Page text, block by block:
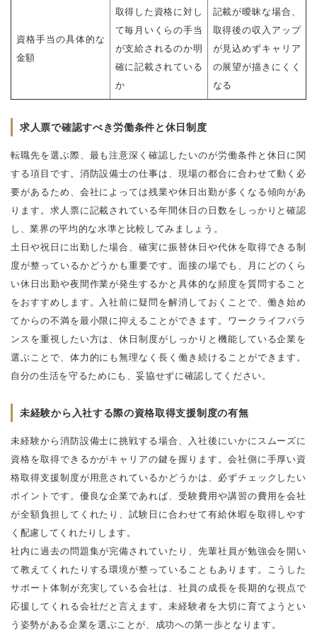
資格手当の具体的な
金額
取得した資格に対し
て毎月いくらの手当
が支給されるのか明
確に記載されている
か
記載が曖昧な場合、
取得後の収入アップ
が見込めずキャリア
の展望が描きにくく
なる
求人票で確認すべき労働条件と休日制度
転職先を選ぶ際、最も注意深く確認したいのが労働条件と休日に関
する項目です。消防設備士の仕事は、現場の都合に合わせて動く必
要があるため、会社によっては残業や休日出勤が多くなる傾向があ
ります。求人票に記載されている年間休日の日数をしっかりと確認
し、業界の平均的な水準と比較してみましょう。
土日や祝日に出勤した場合、確実に振替休日や代休を取得できる制
度が整っているかどうかも重要です。面接の場でも、月にどのくら
い休日出勤や夜間作業が発生するかと具体的な頻度を質問すること
をおすすめします。入社前に疑問を解消しておくことで、働き始め
てからの不満を最小限に抑えることができます。ワークライフバラ
ンスを重視したい方は、休日制度がしっかりと機能している企業を
選ぶことで、体力的にも無理なく長く働き続けることができます。
自分の生活を守るためにも、妥協せずに確認してください。
未経験から入社する際の資格取得支援制度の有無
未経験から消防設備士に挑戦する場合、入社後にいかにスムーズに
資格を取得できるかがキャリアの鍵を握ります。会社側に手厚い資
格取得支援制度が用意されているかどうかは、必ずチェックしたい
ポイントです。優良な企業であれば、受験費用や講習の費用を会社
が全額負担してくれたり、試験日に合わせて有給休暇を取得しやす
く配慮してくれたりします。
社内に過去の問題集が完備されていたり、先輩社員が勉強会を開い
て教えてくれたりする環境が整っていることもあります。こうした
サポート体制が充実している会社は、社員の成長を長期的な視点で
応援してくれる会社だと言えます。未経験者を大切に育てようとい
う姿勢がある企業を選ぶことが、成功への第一歩となります。